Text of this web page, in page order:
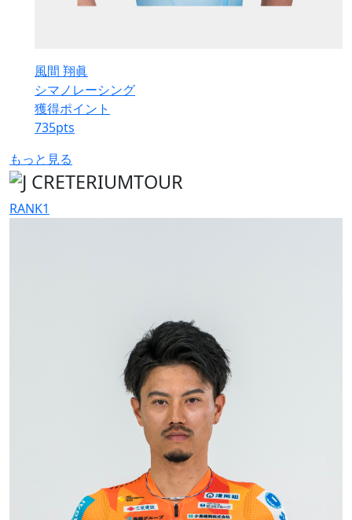
風間 翔眞
シマノレーシング
獲得ポイント
735pts
もっと見る
RANK1